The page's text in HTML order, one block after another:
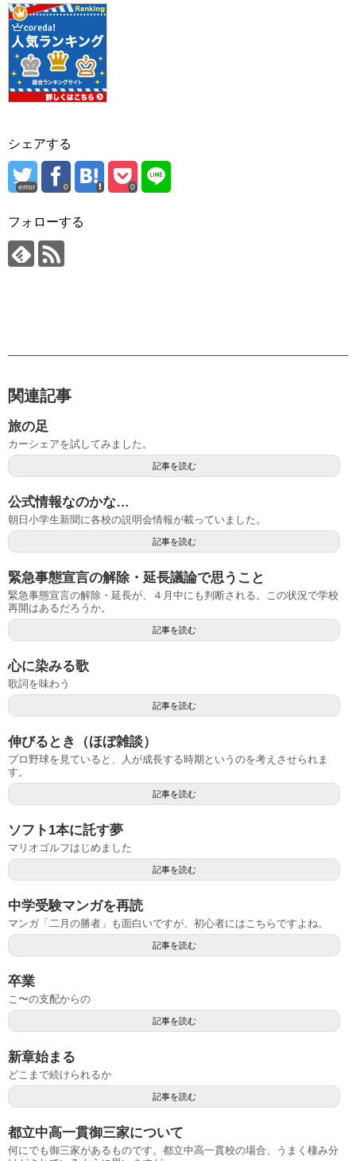
シェアする
error 0 0
フォローする
関連記事
旅の足
カーシェアを試してみました。
記事を読む
公式情報なのかな…
朝日小学生新聞に各校の説明会情報が載っていました。
記事を読む
緊急事態宣言の解除・延長議論で思うこと
緊急事態宣言の解除・延長が、４月中にも判断される。この状況で学校
再開はあるだろうか。
記事を読む
心に染みる歌
歌詞を味わう
記事を読む
伸びるとき（ほぼ雑談）
プロ野球を見ていると、人が成長する時期というのを考えさせられま
す。
記事を読む
ソフト1本に託す夢
マリオゴルフはじめました
記事を読む
中学受験マンガを再読
マンガ「二月の勝者」も面白いですが、初心者にはこちらですよね。
記事を読む
卒業
こ〜の支配からの
記事を読む
新章始まる
どこまで続けられるか
記事を読む
都立中高一貫御三家について
何にでも御三家があるものです。都立中高一貫校の場合、うまく棲み分